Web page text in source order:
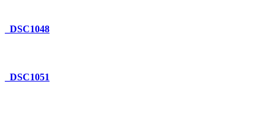
_DSC1048
_DSC1051